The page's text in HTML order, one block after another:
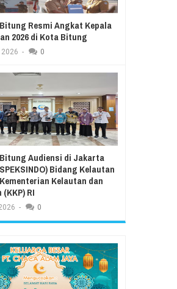
Resmi Angkat Kepala
2026 di Kota Bitung
2026 - 0
Audiensi di Jakarta
Bidang Kelautan
Kelautan dan
RI
- 0